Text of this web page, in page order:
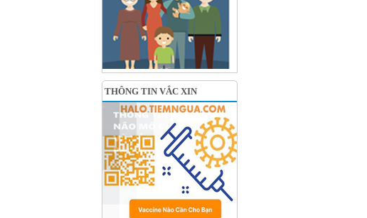
THÔNG TIN VẮC XIN